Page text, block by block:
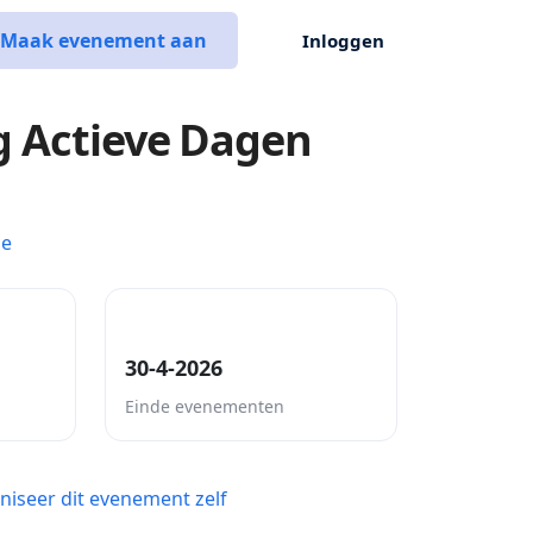
Maak evenement aan Inloggen
Dagen
30-4-2026
Einde evenementen
dit evenement zelf